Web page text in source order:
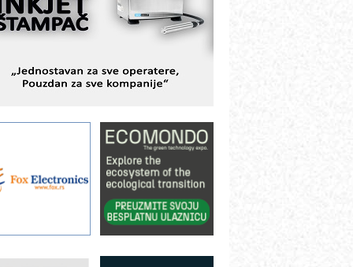
industrijske i logističke
rešenjima
STAUFF – Komponente koje
povećavaju pouzdanost hidrauličkih
pumpe – japanska
pouzdanost u transferu fluida
Filtration Group Industrial – Napredna
sistemima